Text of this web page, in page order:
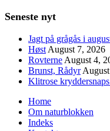
Seneste nyt
Jagt på grågås i
Høst August 7, 2026
Rovterne August 4,
Brunst, Rådyr
Klitrose
Home
Om naturblokken
Indeks